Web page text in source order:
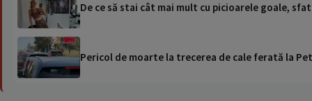
De ce să stai cât mai mult cu picioarele goale,
Pericol de moarte la trecerea de cale ferată la